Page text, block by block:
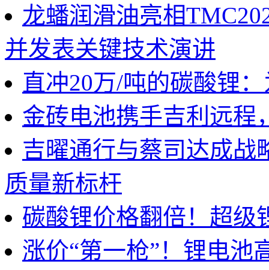
龙蟠润滑油亮相
并发表关键技术演讲
直冲20万/吨的碳酸锂
金砖电池携手吉利远程
吉曜通行与蔡司达成战
质量新标杆
碳酸锂价格翻倍！超级
涨价“第一枪”！锂电池